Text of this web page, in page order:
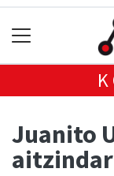
Juanito